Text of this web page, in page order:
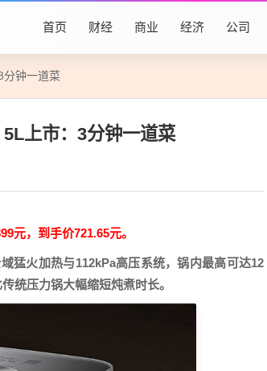
首页 财经 商业 经济 公司
分钟一道菜
上市：3分钟一道菜
元，到手价721.65元。
猛火加热与112kPa高压系统，锅内最高可达12
统压力锅大幅缩短炖煮时长。